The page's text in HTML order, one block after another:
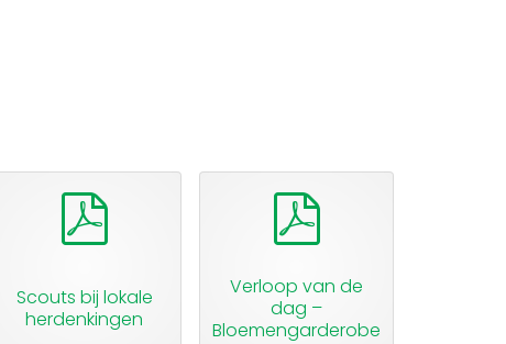
Scouts bij lokale
herdenkingen
Verloop van de
dag –
Bloemengarderobe